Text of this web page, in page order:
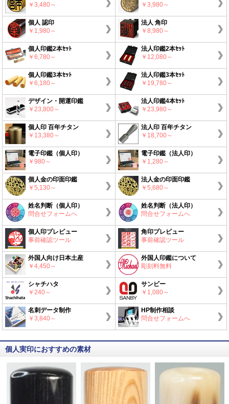
￥3,480～ ￥3,980～
個人 認印
￥1,980～
法人 角印
￥8,980～
個人印鑑2本ｾｯﾄ
￥6,780～
法人印鑑2本ｾｯﾄ
￥12,080～
個人印鑑3本ｾｯﾄ
￥6,180～
法人印鑑3本ｾｯﾄ
￥19,780～
デザイン・開運印鑑
￥23,800～
法人印鑑4本ｾｯﾄ
￥23,980～
個人印 百年チタン
￥13,380～
法人印 百年チタン
￥18,700～
電子印鑑（個人印）
￥980～
電子印鑑（法人印）
￥1,280～
個人金の印面印鑑
￥5,130～
法人金の印面印鑑
￥5,680～
姓名判断（個人印）
問合せフォームへ
姓名判断（法人印）
問合せフォームへ
個人印プレビュー
事前確認ツール
角印プレビュー
事前確認ツール
外国人向け日本土産
￥4,450～
外国人印鑑について
彫刻料無料
シャチハタ
￥240～
サンビー
￥1,080～
名刺データ制作
￥3,840～
HP制作相談
問合せフォームへ
個人実印におすすめの素材